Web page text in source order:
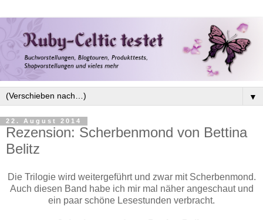
▼
22. August 2014
Rezension: Scherbenmond von Bettina
Belitz
Die Trilogie wird weitergeführt und zwar mit Scherbenmond.
Auch diesen Band habe ich mir mal näher angeschaut und
ein paar schöne Lesestunden verbracht.